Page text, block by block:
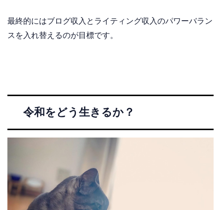
最終的にはブログ収入とライティング収入のパワーバラン
スを入れ替えるのが目標です。
令和をどう生きるか？